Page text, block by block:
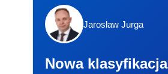
Jarosław Jurga
Nowa klasyfikacja